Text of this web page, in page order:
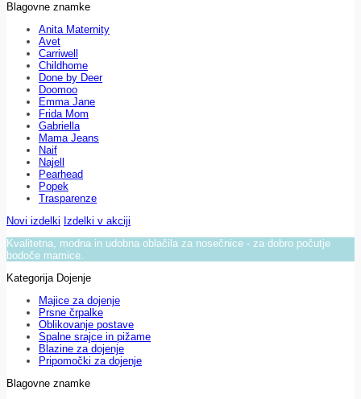
Blagovne znamke
Anita Maternity
Avet
Carriwell
Childhome
Done by Deer
Doomoo
Emma Jane
Frida Mom
Gabriella
Mama Jeans
Naif
Najell
Pearhead
Popek
Trasparenze
Novi izdelki Izdelki v akciji
Kvalitetna, modna in udobna oblačila za nosečnice - za dobro počutje
bodoče mamice.
Kategorija Dojenje
Majice za dojenje
Prsne črpalke
Oblikovanje postave
Spalne srajce in pižame
Blazine za dojenje
Pripomočki za dojenje
Blagovne znamke